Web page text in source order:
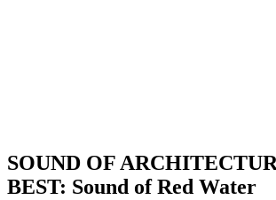
SOUND OF
BEST: Sound of Red Water